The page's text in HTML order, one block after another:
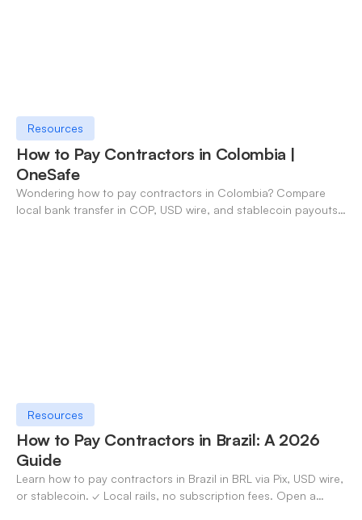
Resources
How to Pay Contractors in Colombia |
OneSafe
Wondering how to pay contractors in Colombia? Compare
local bank transfer in COP, USD wire, and stablecoin payouts.
Resources
How to Pay Contractors in Brazil: A 2026
Guide
Learn how to pay contractors in Brazil in BRL via Pix, USD wire,
or stablecoin. ✓ Local rails, no subscription fees. Open a